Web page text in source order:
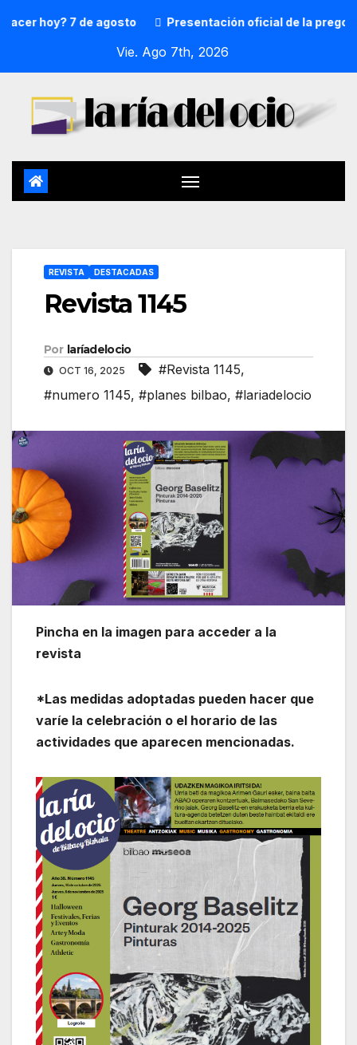
hoy? 7 de agosto Presentación oficial de la
Vie. Ago 7th, 2026
REVISTA DESTACADAS
Revista 1145
Por laríadelocio
OCT 16, 2025 #Revista 1145,
#numero 1145, #planes bilbao, #lariadelocio
Pincha en la imagen para acceder a la
revista
*Las medidas adoptadas pueden hacer que
varíe la celebración o el horario de las
actividades que aparecen mencionadas.